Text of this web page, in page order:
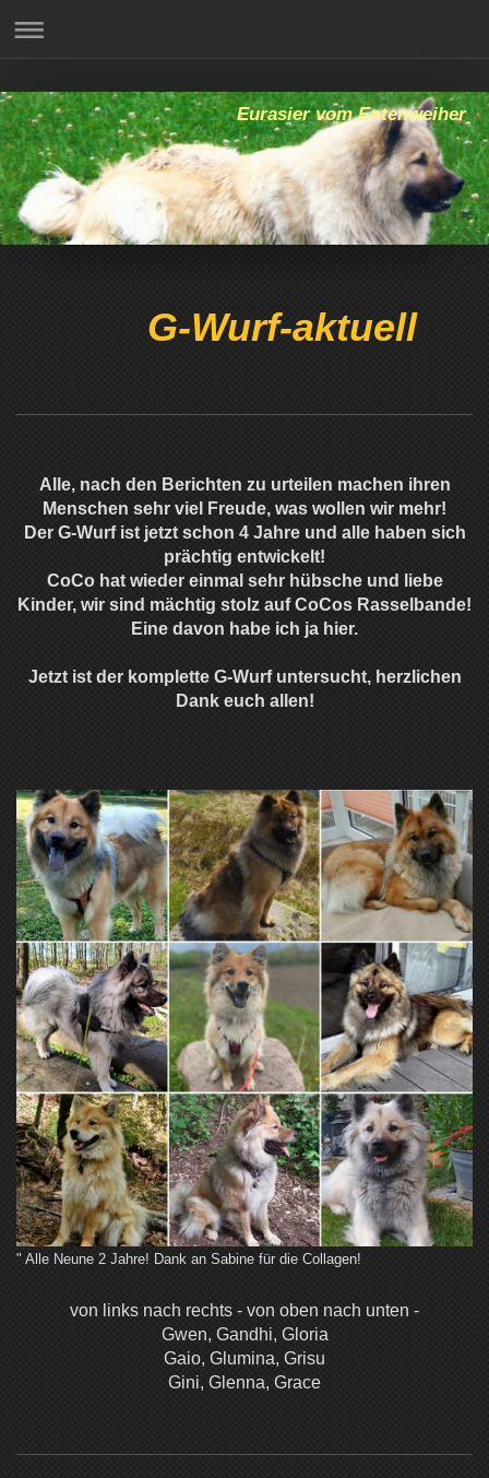
Eurasier vom Entenweiher
G-Wurf-aktuell
Alle, nach den Berichten zu urteilen machen ihren
Menschen sehr viel Freude, was wollen wir mehr!
Der G-Wurf ist jetzt schon 4 Jahre und alle haben sich
prächtig entwickelt!
CoCo hat wieder einmal sehr hübsche und liebe
Kinder, wir sind mächtig stolz auf CoCos Rasselbande!
Eine davon habe ich ja hier.
Jetzt ist der komplette G-Wurf untersucht, herzlichen
Dank euch allen!
" Alle Neune 2 Jahre! Dank an Sabine für die Collagen!
von links nach rechts - von oben nach unten -
Gwen, Gandhi, Gloria
Gaio, Glumina, Grisu
Gini, Glenna, Grace